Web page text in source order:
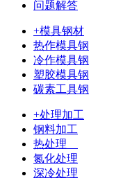
问题解答
+模具钢材
热作模具钢
冷作模具钢
塑胶模具钢
碳素工具钢
+处理加工
钢料加工
热处理
氮化处理
深冷处理